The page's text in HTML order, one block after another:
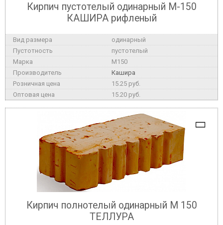
Кирпич пустотелый одинарный М-150
КАШИРА рифленый
одинарный
пустотелый
M150
Кашира
15.25 руб.
15.20 руб.
Кирпич полнотелый одинарный М 150
ТЕЛЛУРА